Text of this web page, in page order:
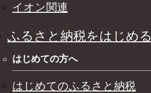
イオン関連
ふるさと納税をはじめる
はじめての方へ
はじめてのふるさと納税